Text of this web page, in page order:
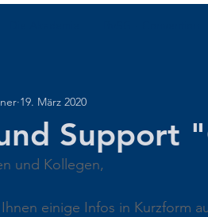
Support
19. März 2020
und Kollegen,
einige Infos in Kurzform